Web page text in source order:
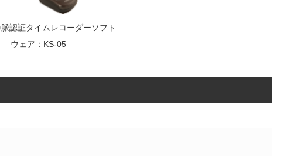
認証タイムレコーダーソフト
ウェア：KS-05